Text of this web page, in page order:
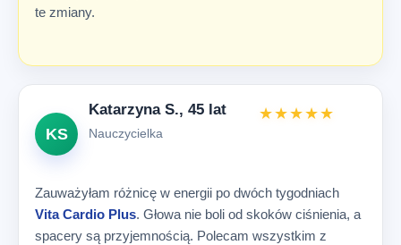
te zmiany.
KS
Katarzyna S., 45 lat
Nauczycielka
★★★★★
Zauważyłam różnicę w energii po dwóch tygodniach
Vita Cardio Plus. Głowa nie boli od skoków ciśnienia, a
spacery są przyjemnością. Polecam wszystkim z